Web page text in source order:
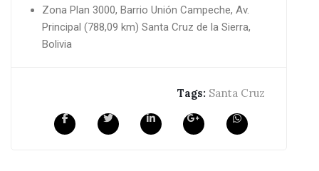
Zona Plan 3000, Barrio Unión Campeche, Av.
Principal (788,09 km) Santa Cruz de la Sierra,
Bolivia
Tags: Santa Cruz